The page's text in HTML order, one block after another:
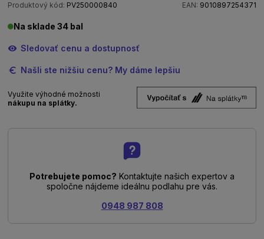
Produktový kód: PV250000840 EAN: 9010897254371
Na sklade 34 bal
Sledovať cenu a dostupnosť
Našli ste nižšiu cenu? My dáme lepšiu
Využite výhodné možnosti
nákupu na splátky.
Potrebujete pomoc? Kontaktujte našich expertov a
spoločne nájdeme ideálnu podlahu pre vás.
0948 987 808